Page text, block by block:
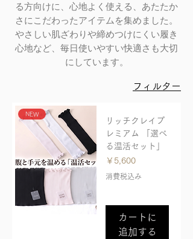
る方向けに、心地よく使える、あたたか
さにこだわったアイテムを集めました。
やさしい肌ざわりや締めつけにくい履き
心地など、毎日使いやすい快適さも大切
にしています。
フィルター
NEW
リッチクレイプ
レミアム 「選べ
る温活セット」
価格
￥5,600
消費税込み
カートに
追加する